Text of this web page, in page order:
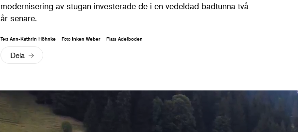
modernisering av stugan investerade de i en vedeldad badtunna två
år senare.
Text Ann-Kathrin Höhnke Foto Inken Weber Plats Adelboden
Dela